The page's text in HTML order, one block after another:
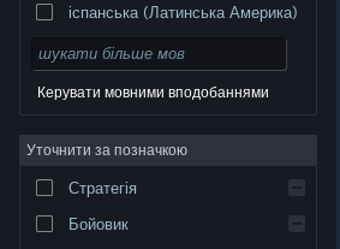
© Valve Corporation. Усі права захищено. Усі
Юридична інформація
підписника Steam
cookie
іспанська (Латинська Америка)
Керувати мовними вподобаннями
Уточнити за позначкою
Стратегія
Бойовик